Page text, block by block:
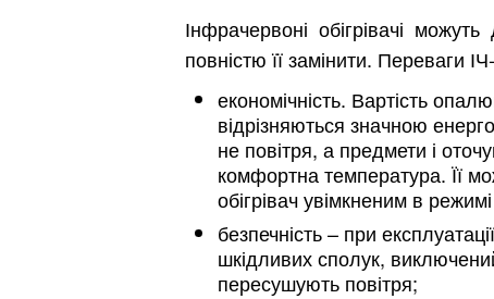
Інфрачервоні обігрівачі
повністю її замінити. Переваги
економічність. Вартість
відрізняються значною
не повітря, а предмети і
комфортна температура. Її
обігрівач увімкненим в
безпечність – при
шкідливих сполук,
пересушують повітря;